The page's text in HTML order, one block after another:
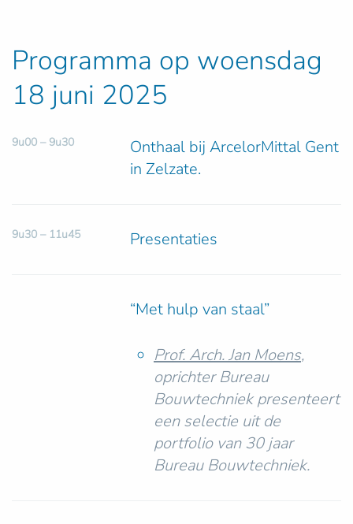
Programma op woensdag
18 juni 2025
9u00 – 9u30
Onthaal bij ArcelorMittal Gent
in Zelzate.
9u30 – 11u45 Presentaties
“Met hulp van staal”
Prof. Arch. Jan Moens,
oprichter Bureau
Bouwtechniek presenteert
een selectie uit de
portfolio van 30 jaar
Bureau Bouwtechniek.